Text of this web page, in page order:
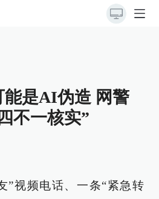
能是AI伪造 网警
不一核实”
”视频电话、一条“紧急转